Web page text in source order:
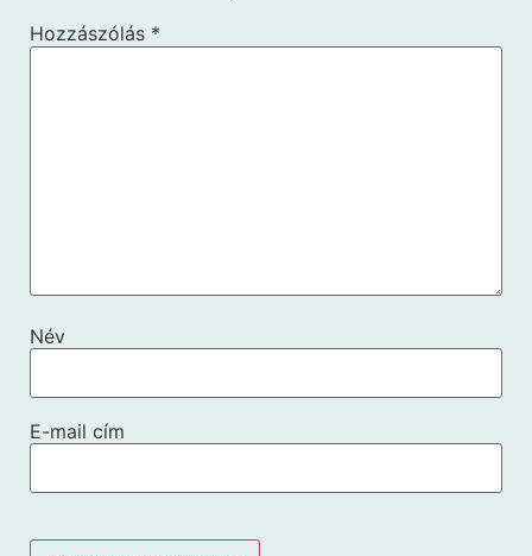
Hozzászólás *
Név
E-mail cím